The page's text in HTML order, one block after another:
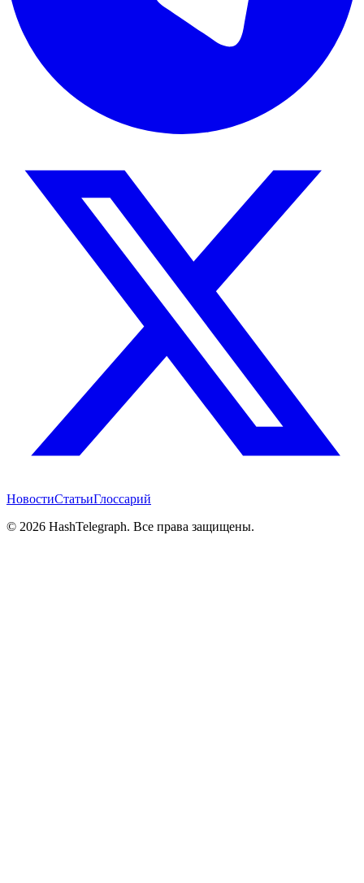
НовостиСтатьиГлоссарий
© 2026 HashTelegraph. Все права защищены.